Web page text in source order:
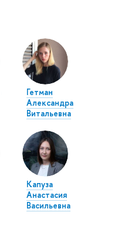
Гетман
Александра
Витальевна
Капуза
Анастасия
Васильевна